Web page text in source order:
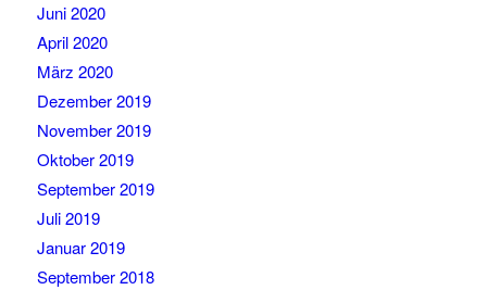
Juni 2020
April 2020
März 2020
Dezember 2019
November 2019
Oktober 2019
September 2019
Juli 2019
Januar 2019
September 2018